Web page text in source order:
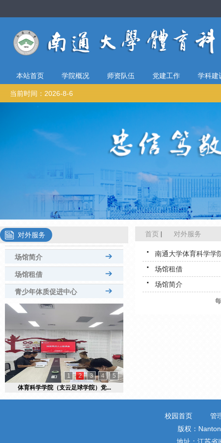
本站首页 学院概况 师资队伍 党建工作 学科建
当前时间：2026-8-6
对外服务
场馆简介
场馆租借
青少年体质促进中心
1 2 3 4
5
体育科学学院（支云足球学院）党...
首页 对外服务
南通大学体育科学学
场馆租借
场馆简介
校园首页
管
版权：